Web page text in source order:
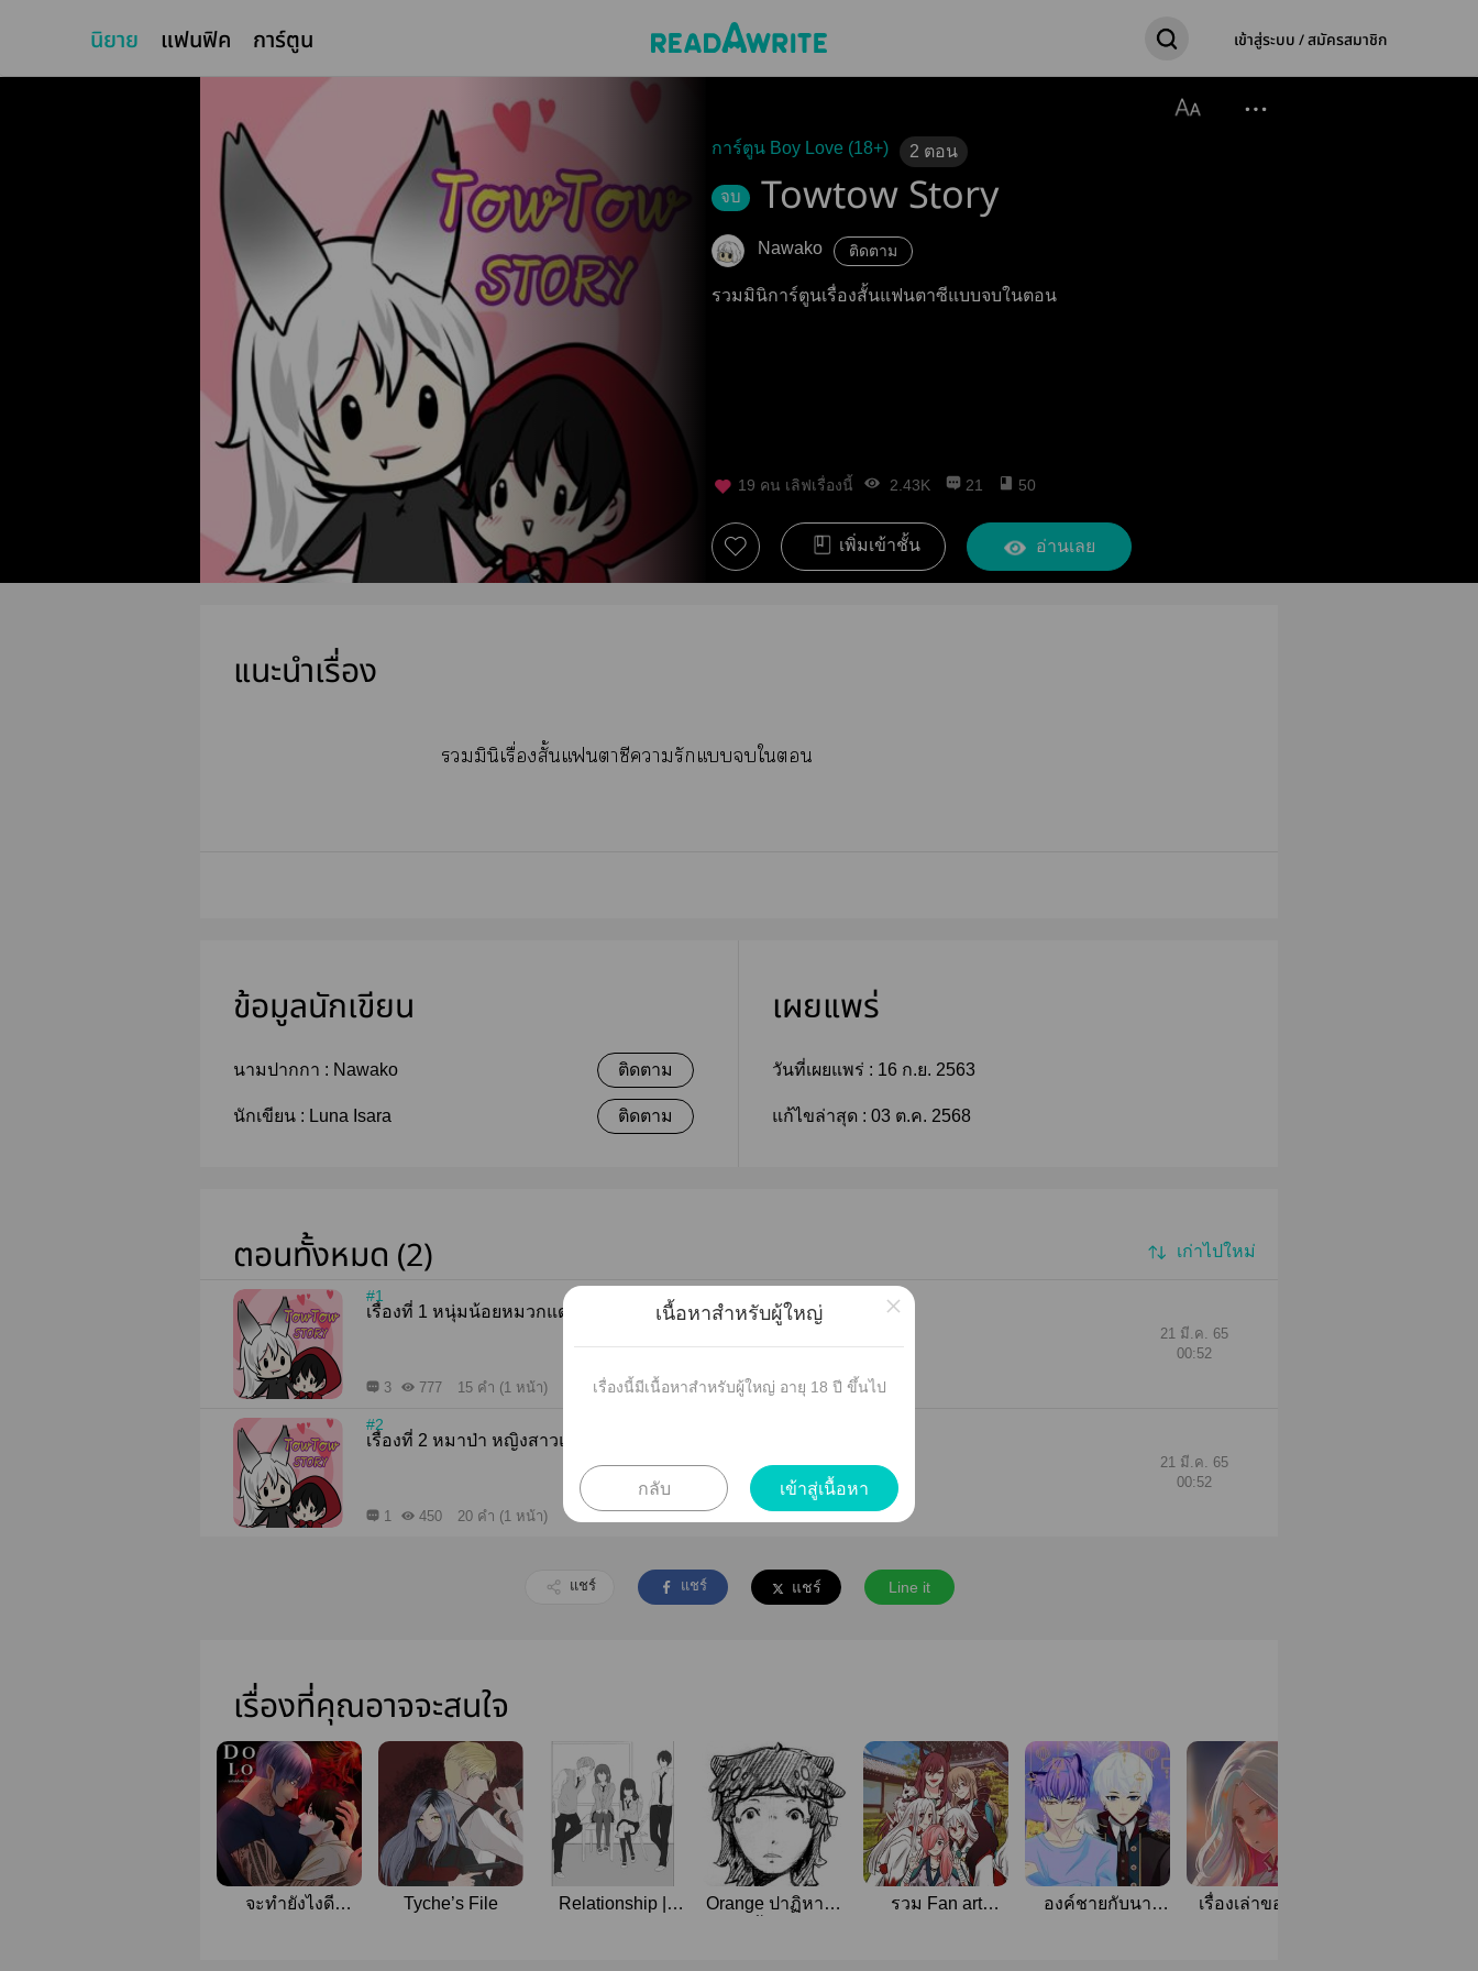
นิยาย แฟนฟิค การ์ตูน เข้าสู่ระบบ / สมัครสมาชิก
การ์ตูน Boy Love (18+) 2 ตอน
จบ Towtow Story
Nawako ติดตาม
รวมมินิการ์ตูนเรื่องสั้นแฟนตาซีแบบจบในตอน
19 คน เลิฟเรื่องนี้ 2.43K 21 50
เพิ่มเข้าชั้น อ่านเลย
แนะนำเรื่อง
มินิเรื่องสั้นแาซีารักแใ
ข้อมูลนักเขียน
นามปากกา : Nawako ติดตาม
นักเขียน : Luna Isara ติดตาม
เผยแพร่
วันที่เผยแพร่ : 16 ก.ย. 2563
แก้ไขล่าสุด : 03 ต.ค. 2568
ตอนทั้งหมด (2) เก่าไปใหม่
#1
เรื่องที่ 1 หนุ่มน้อยหมวกแดงกับคุณหมาป่า
3 777 15 คำ (1 หน้า)
21 มี.ค. 65
00:52
#2
เรื่องที่ 2 หมาป่า หญิงสาวและเพื่อนข้างบ้าน
1 450 20 คำ (1 หน้า)
21 มี.ค. 65
00:52
แชร์ แชร์ แชร์ Line it
เรื่องที่คุณอาจจะสนใจ
จะทำยังไงดี
Tyche’s File
Relationship |
Orange ปาฏิหาริย์
รวม Fan art
องค์ชายกับนา
เรื่องเล่าของเธอ
เนื้อหาสำหรับผู้ใหญ่
เรื่องนี้มีเนื้อหาสำหรับผู้ใหญ่ อายุ 18 ปี ขึ้นไป
กลับ เข้าสู่เนื้อหา
×